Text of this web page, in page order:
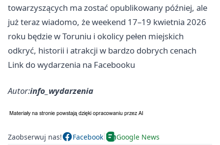
towarzyszących ma zostać opublikowany później, ale
już teraz wiadomo, że weekend 17–19 kwietnia 2026
roku będzie w Toruniu i okolicy pełen miejskich
odkryć, historii i atrakcji w bardzo dobrych cenach
Link do wydarzenia na Facebooku
Autor:info_wydarzenia
Zaobserwuj nas! Facebook Google News